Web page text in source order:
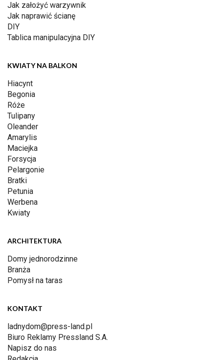
Jak założyć warzywnik
Jak naprawić ścianę
DIY
Tablica manipulacyjna DIY
KWIATY NA BALKON
Hiacynt
Begonia
Róże
Tulipany
Oleander
Amarylis
Maciejka
Forsycja
Pelargonie
Bratki
Petunia
Werbena
Kwiaty
ARCHITEKTURA
Domy jednorodzinne
Branża
Pomysł na taras
KONTAKT
ladnydom@press-land.pl
Biuro Reklamy Pressland S.A.
Napisz do nas